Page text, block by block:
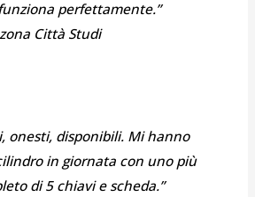
perfettamente.”
Città Studi
onesti, disponibili. Mi hanno
in giornata con uno più
di 5 chiavi e scheda.”